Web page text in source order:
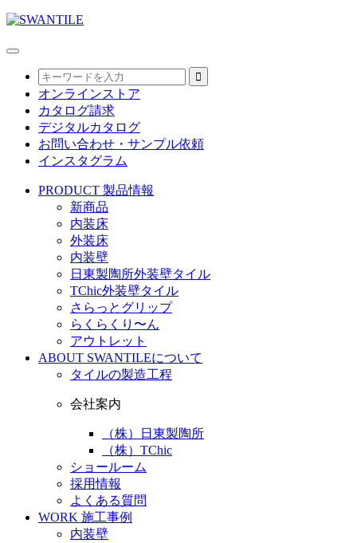
オンラインストア
カタログ請求
デジタルカタログ
お問い合わせ・サンプル依頼
インスタグラム
PRODUCT 製品情報
新商品
内装床
外装床
内装壁
日東製陶所外装壁タイル
TChic外装壁タイル
さらっとグリップ
らくらくり〜ん
アウトレット
ABOUT SWANTILEについて
タイルの製造工程
会社案内
（株）日東製陶所
（株）TChic
ショールーム
採用情報
よくある質問
WORK 施工事例
内装壁